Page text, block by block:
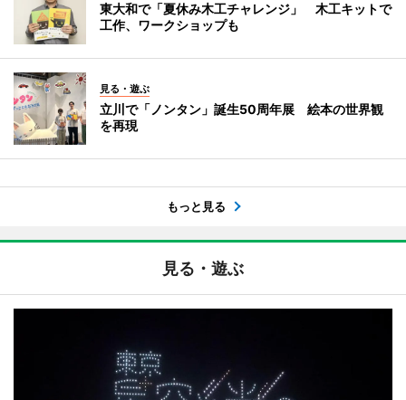
東大和で「夏休み木工チャレンジ」 木工キットで
工作、ワークショップも
見る・遊ぶ
立川で「ノンタン」誕生50周年展 絵本の世界観
を再現
もっと見る
見る・遊ぶ